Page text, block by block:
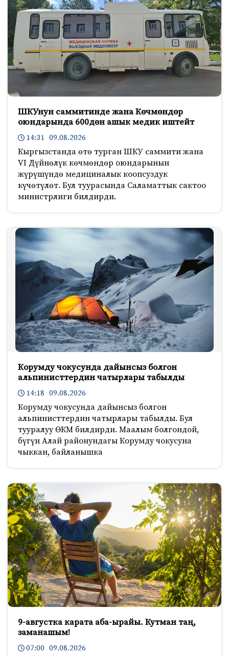
ШКУнун саммитинде жана Көчмөндөр
оюндарында 600дөн ашык медик иштейт
14:31 09.08.2026
Кыргызстанда өтө турган ШКУ саммити жана
VI Дүйнөлүк көчмөндөр оюндарынын
жүрүшүндө медициналык коопсуздук
күчөтүлөт. Бул туурасында Саламаттык сактоо
министрлиги билдирди.
Корумду чокусунда дайынсыз болгон
альпинисттердин чатырлары табылды
14:18 09.08.2026
Корумду чокусунда дайынсыз болгон
альпинисттердин чатырлары табылды. Бул
тууралуу ӨКМ билдирди. Маалым болгондой,
бүгүн Алай районундагы Корумду чокусуна
чыккан, байланышка
9-августка карата аба-ырайы. Кутман таң,
заманашым!
07:00 09.08.2026